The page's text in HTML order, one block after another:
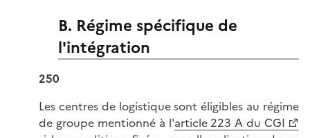
B. Régime spécifique de
l'intégration
250
Les centres de logistique sont éligibles au régime
de groupe mentionné à l'article 223 A du CGI